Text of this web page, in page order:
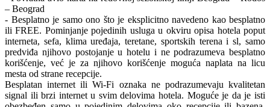
– Beograd
- Besplatno je samo ono što je eksplicitno navedeno kao besplatno
ili FREE. Pominjanje pojedinih usluga u okviru opisa hotela poput
interneta, sefa, klima uređaja, teretane, sportskih terena i sl, samo
predviđa njihovo postojanje u hotelu i ne podrazumeva besplatno
korišćenje, već je za njihovo korišćenje moguća naplata na licu
mesta od strane recepcije.
Besplatan internet ili Wi-Fi oznaka ne podrazumevaju kvalitetan
signal ili brzi internet u svim delovima hotela. Moguće je da je isti